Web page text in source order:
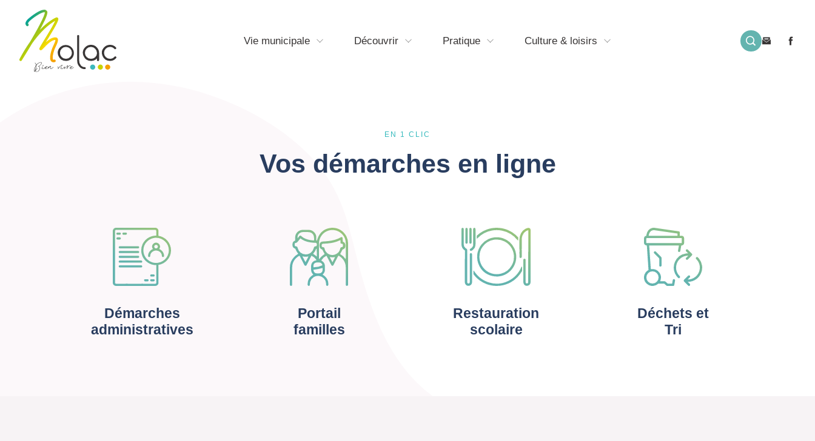
Vie municipale Découvrir Pratique Culture & loisirs
EN 1 CLIC
Vos démarches en ligne
Démarches
administratives
Portail
familles
Restauration
scolaire
Déchets et
Tri